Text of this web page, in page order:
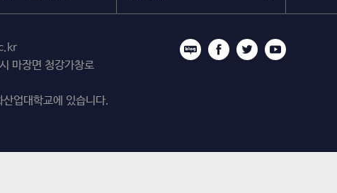
마장면 청강가창로
업대학교에 있습니다.